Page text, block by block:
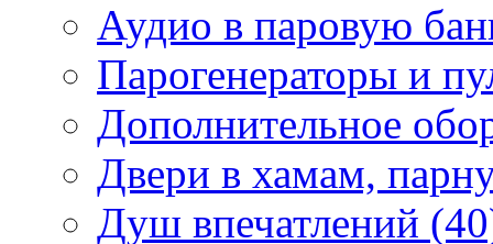
Аудио в паровую
Парогенераторы и
Дополнительное
Двери в хамам,
Душ впечатлений